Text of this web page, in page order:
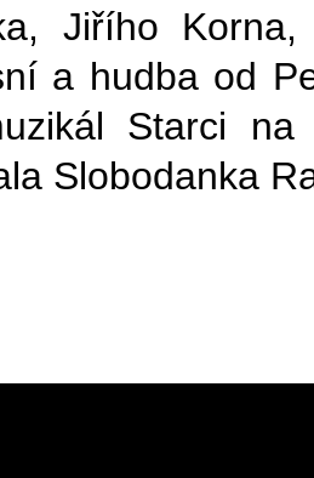
Jiřího
a hudba od
Starci na
Slobodanka